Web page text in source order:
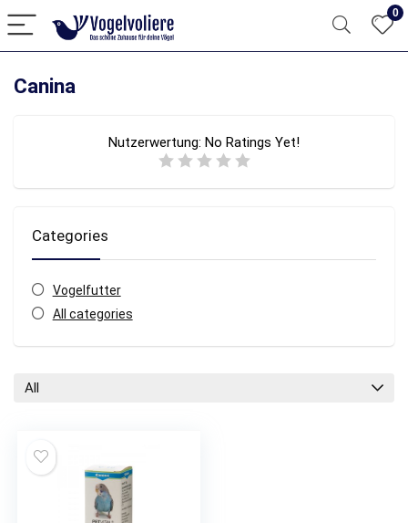
0
Canina
Nutzerwertung: No Ratings Yet!
Categories
Vogelfutter
All categories
All